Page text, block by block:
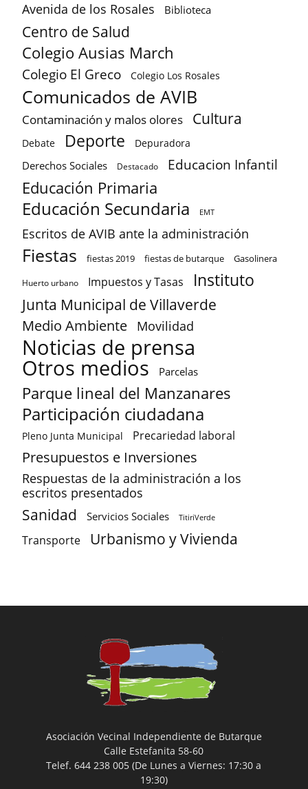
Avenida de los Rosales Biblioteca
Centro de Salud
Colegio Ausias March
Colegio El Greco Colegio Los Rosales
Comunicados de AVIB
Contaminación y malos olores Cultura
Debate Deporte Depuradora
Derechos Sociales Destacado Educacion Infantil
Educación Primaria
Educación Secundaria EMT
Escritos de AVIB ante la administración
Fiestas fiestas 2019 fiestas de butarque Gasolinera
Huerto urbano Impuestos y Tasas Instituto
Junta Municipal de Villaverde
Medio Ambiente Movilidad
Noticias de prensa
Otros medios Parcelas
Parque lineal del Manzanares
Participación ciudadana
Pleno Junta Municipal Precariedad laboral
Presupuestos e Inversiones
Respuestas de la administración a los
escritos presentados
Sanidad Servicios Sociales TitiriVerde
Transporte Urbanismo y Vivienda
Asociación Vecinal Independiente de Butarque
Calle Estefanita 58-60
Telef. 644 238 005 (De Lunes a Viernes: 17:30 a
19:30)